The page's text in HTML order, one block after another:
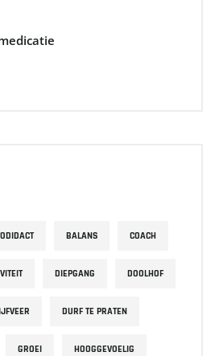
BALANS COACH
DIEPGANG DOOLHOF
DURF TE PRATEN
GROEI HOOGGEVOELIG